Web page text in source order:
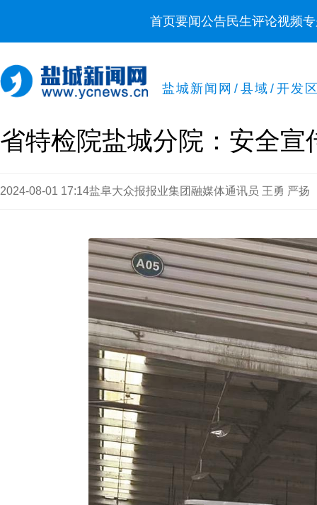
首页要闻公告民生评论视频
盐城新闻网 / 县域 / 开发
省特检院盐城分院：安全宣
2024-08-01 17:14盐阜大众报报业集团融媒体通讯员 王勇 严扬